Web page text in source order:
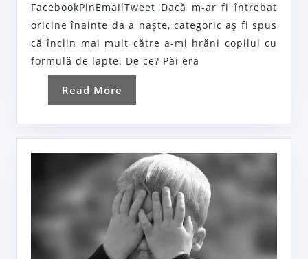
alăptez
din
prima,
fără
ragade,
fără
dureri
FacebookPinEmailTweet Dacă m-ar fi întrebat
oricine înainte da a naşte, categoric aş fi spus
că înclin mai mult către a-mi hrăni copilul cu
formulă de lapte. De ce? Păi era
Read More
More